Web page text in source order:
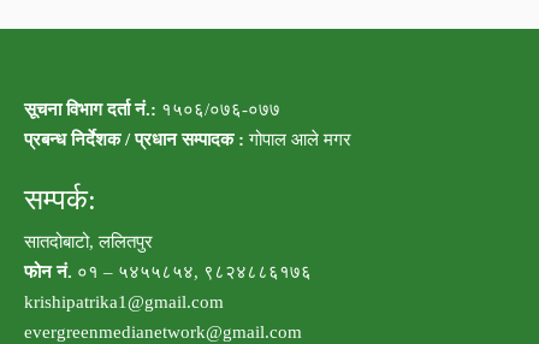
सूचना विभाग दर्ता नं.: १५०६/०७६-०७७
प्रबन्ध निर्देशक / प्रधान सम्पादक : गोपाल आले मगर
सम्पर्क:
सातदोबाटो, ललितपुर
फोन नं. ०१ – ५४५५८५४, ९८२४८८६१७६
krishipatrika1@gmail.com
evergreenmedianetwork@gmail.com